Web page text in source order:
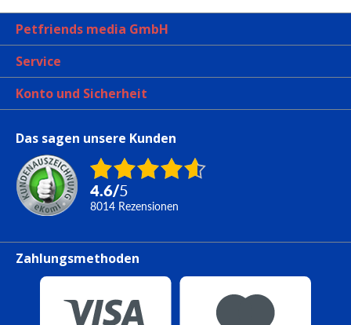
Petfriends media GmbH
Service
Konto und Sicherheit
Das sagen unsere Kunden
4.6/5
8014 Rezensionen
Zahlungsmethoden